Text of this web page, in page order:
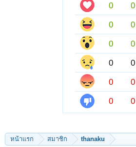
0
0
0
0
0
0
0
0
0
0
0
0
หน้าแรก สมาชิก thanaku